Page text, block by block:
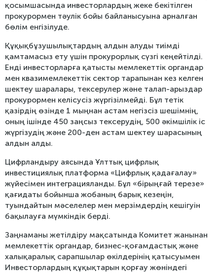
қосымшасында инвесторлардың жеке бекітілген
прокурормен тәулік бойы байланысуына арналған
бөлім енгізілуде.
Құқықбұзушылықтардың алдын алуды тиімді
қамтамасыз ету үшін прокурорлық сүзгі кеңейтілді.
Енді инвесторларға қатысты мемлекеттік органдар
мен квазимемлекеттік сектор тарапынан кез келген
шектеу шаралары, тексерулер және талап-арыздар
прокурормен келісусіз жүргізілмейді. Бұл тетік
қазірдің өзінде 1 мыңнан астам негізсіз шешімнің,
оның ішінде 450 заңсыз тексерудің, 500 әкімшілік іс
жүргізудің және 200-ден астам шектеу шарасының
алдын алды.
Цифрландыру аясында Ұлттық цифрлық
инвестициялық платформа «Цифрлық қадағалау»
жүйесімен интеграцияланды. Бұл «бірыңғай терезе»
қағидаты бойынша жобаның барық кезеңін,
туындайтын мәселелер мен мерзімдердің кешігуін
бақылауға мүмкіндік берді.
Заңнаманы жетілдіру мақсатында Комитет жанынан
мемлекеттік органдар, бизнес-қоғамдастық және
халықаралық сарапшылар өкілдерінің қатысуымен
Инвесторлардың құқықтарын қорғау жөніндегі